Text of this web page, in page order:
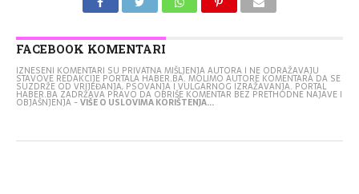
FACEBOOK KOMENTARI
IZNESENI KOMENTARI SU PRIVATNA MIŠLJENJA AUTORA I NE ODRAŽAVAJU
STAVOVE REDAKCIJE PORTALA HABER.BA. MOLIMO AUTORE KOMENTARA DA SE
SUZDRŽE OD VRIJEĐANJA, PSOVANJA I VULGARNOG IZRAŽAVANJA. PORTAL
HABER.BA ZADRŽAVA PRAVO DA OBRIŠE KOMENTAR BEZ PRETHODNE NAJAVE I
OBJAŠNJENJA -VIŠE O USLOVIMA KORIŠTENJA...